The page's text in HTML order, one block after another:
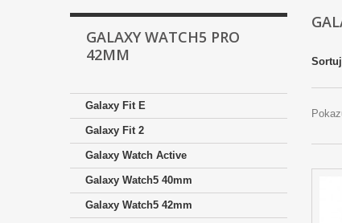
GALAXY WATCH5 PRO
42MM
Galaxy Fit E
Galaxy Fit 2
Galaxy Watch Active
Galaxy Watch5 40mm
Galaxy Watch5 42mm